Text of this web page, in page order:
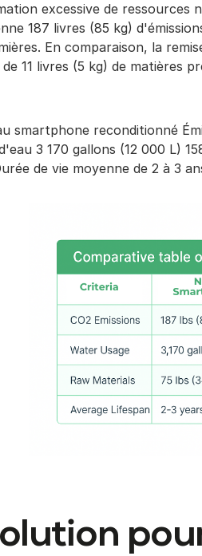
excessive de
187 livres (85 kg)
En comparaison, la
11 livres (5 kg) de matières
smartphone reconditionné
3 170 gallons (12 000 L)
de vie moyenne de 2 à 3